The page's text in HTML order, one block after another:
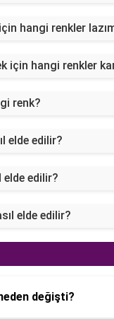
hangi renkler
için hangi renkler
renk?
elde edilir?
elde edilir?
elde edilir?
değişti?